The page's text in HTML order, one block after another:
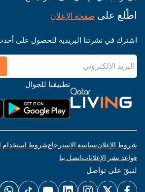
اطّلع على صفحة الإعلان
اشترك في نشرتنا البريدية للحصول على
تطبيقنا للجوال
شروط الإعلانسياسة الاسترجاعشروط استخدام
قواعد نشر الإعلاناتاتصل بنا
لنبقَ على تواصل